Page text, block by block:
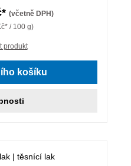
(včetně DPH)
/ 100 g)
produkt
košíku